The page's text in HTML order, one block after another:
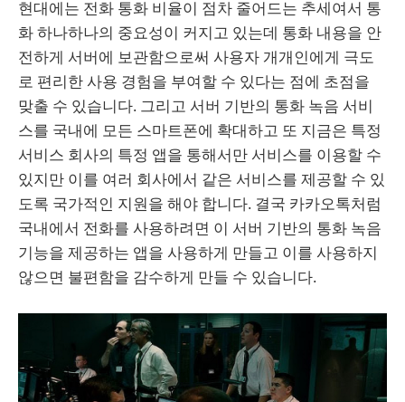
현대에는 전화 통화 비율이 점차 줄어드는 추세여서 통
화 하나하나의 중요성이 커지고 있는데 통화 내용을 안
전하게 서버에 보관함으로써 사용자 개개인에게 극도
로 편리한 사용 경험을 부여할 수 있다는 점에 초점을
맞출 수 있습니다. 그리고 서버 기반의 통화 녹음 서비
스를 국내에 모든 스마트폰에 확대하고 또 지금은 특정
서비스 회사의 특정 앱을 통해서만 서비스를 이용할 수
있지만 이를 여러 회사에서 같은 서비스를 제공할 수 있
도록 국가적인 지원을 해야 합니다. 결국 카카오톡처럼
국내에서 전화를 사용하려면 이 서버 기반의 통화 녹음
기능을 제공하는 앱을 사용하게 만들고 이를 사용하지
않으면 불편함을 감수하게 만들 수 있습니다.